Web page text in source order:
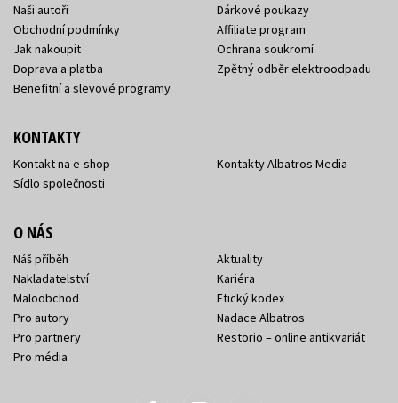
Naši autoři
Obchodní podmínky
Jak nakoupit
Doprava a platba
Benefitní a slevové programy
Dárkové poukazy
Affiliate program
Ochrana soukromí
Zpětný odběr elektroodpadu
KONTAKTY
Kontakt na e-shop
Sídlo společnosti
Kontakty Albatros Media
O NÁS
Náš příběh
Nakladatelství
Maloobchod
Pro autory
Pro partnery
Pro média
Aktuality
Kariéra
Etický kodex
Nadace Albatros
Restorio – online antikvariát